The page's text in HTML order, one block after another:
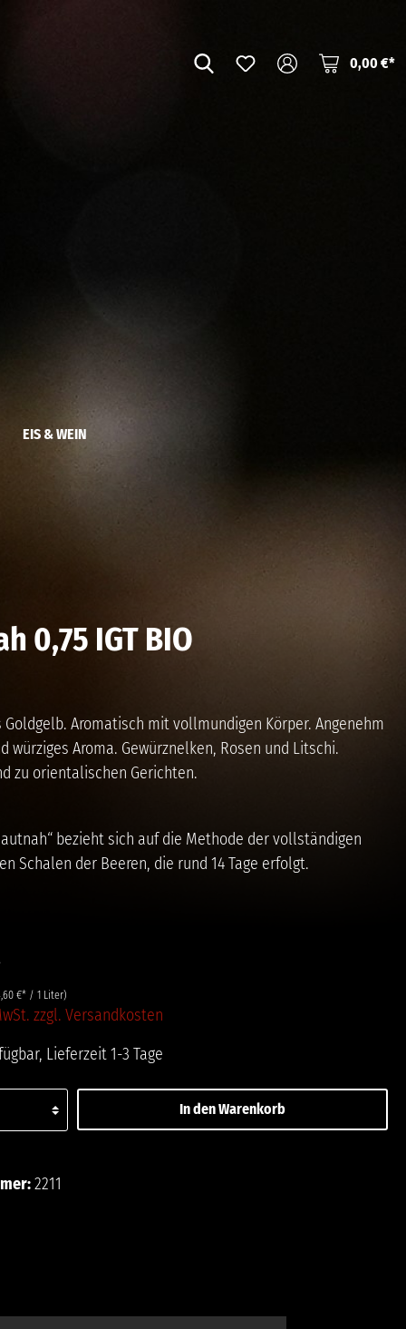
0,00 €*
EIS & WEIN
0,75 IGT BIO
Goldgelb. Aromatisch mit vollmundigen Körper. Angenehm
würziges Aroma. Gewürznelken, Rosen und Litschi.
zu orientalischen Gerichten.
bezieht sich auf die Methode der vollständigen
Schalen der Beeren, die rund 14 Tage erfolgt.
€* / 1 Liter)
zzgl. Versandkosten
Lieferzeit 1-3 Tage
In den Warenkorb
2211